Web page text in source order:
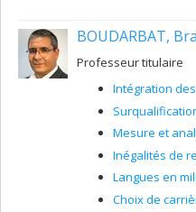
BOUDARBAT,
Professeur titulaire
Intégration
Mesure et
Inégalités de
Langues en
Choix de